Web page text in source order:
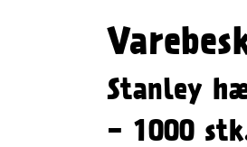
Stanley
- 1000